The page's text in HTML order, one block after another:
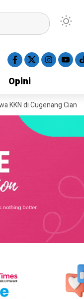
Opini
Opini
Cianjur Hilang,